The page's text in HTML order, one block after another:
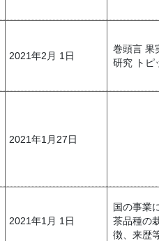
2021年2月 1日
巻頭言 果
研究 トピ
2021年1月27日
2021年1月 1日
国の事業
茶品種の
徴、来歴